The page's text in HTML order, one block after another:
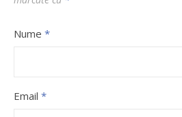
Nume *
Email *